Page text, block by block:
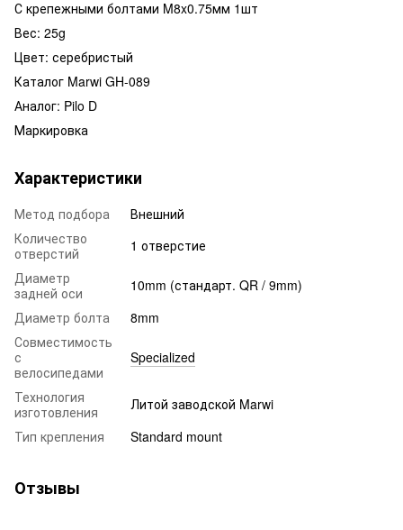
С крепежными болтами M8x0.75мм 1шт
Вес: 25g
Цвет: серебристый
Каталог Marwi GH-089
Аналог: Pilo D
Маркировка
Характеристики
Метод подбора
Внешний
Количество
отверстий
1 отверстие
Диаметр
задней оси
10mm (стандарт. QR / 9mm)
Диаметр болта
8mm
Совместимость
с
велосипедами
Specialized
Технология
изготовления
Литой заводской Marwi
Тип крепления
Standard mount
Отзывы